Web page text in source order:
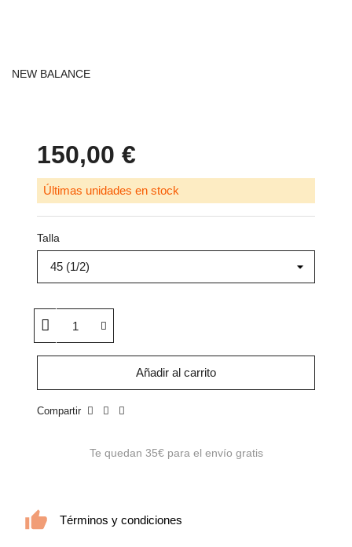
NEW BALANCE
150,00 €
Últimas unidades en stock
Talla
Añadir al carrito
Compartir
Te quedan 35€para el envío gratis
Términos y condiciones